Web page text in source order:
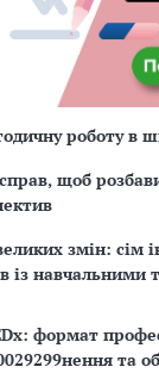
роботу в
щоб
змін: сім
із
формат
та